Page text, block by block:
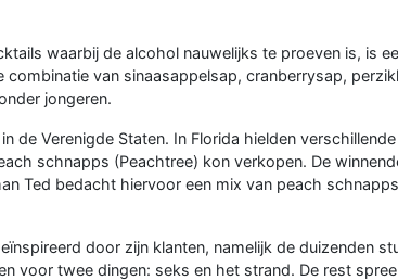
waarbij de alcohol nauwelijks te proeven is, is
combinatie van sinaasappelsap, cranberrysap,
jongeren.
de Verenigde Staten. In Florida hielden
schnapps (Peachtree) kon verkopen. De
Ted bedacht hiervoor een mix van peach
door zijn klanten, namelijk de duizenden
voor twee dingen: seks en het strand. De rest